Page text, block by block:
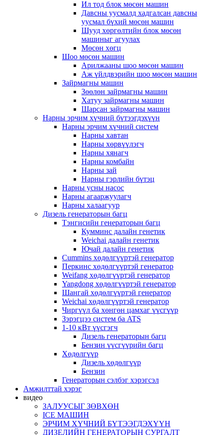
Ил тод блок мөсөн машин
Давсны уусмалд хадгалсан давсны
уусмал бүхий мөсөн машин
Шууд хөргөлтийн блок мөсөн
машиныг агуулах
Мөсөн хөгц
Шоо мөсөн машин
Арилжааны шоо мөсөн машин
Аж үйлдвэрийн шоо мөсөн машин
Зайрмагны машин
Зөөлөн зайрмагны машин
Хатуу зайрмагны машин
Шарсан зайрмагны машин
Нарны эрчим хүчний бүтээгдэхүүн
Нарны эрчим хүчний систем
Нарны хавтан
Нарны хөрвүүлэгч
Нарны хянагч
Нарны комбайн
Нарны зай
Нарны гэрлийн бүтэц
Нарны усны насос
Нарны агааржуулагч
Нарны халаагуур
Дизель генераторын багц
Тэнгисийн генераторын багц
Кумминс далайн генетик
Weichai далайн генетик
Ючай далайн генетик
Cummins хөдөлгүүртэй генератор
Перкинс хөдөлгүүртэй генератор
Weifang хөдөлгүүртэй генератор
Yangdong хөдөлгүүртэй генератор
Шангай хөдөлгүүртэй генератор
Weichai хөдөлгүүртэй генератор
Чиргүүл ба хөнгөн цамхаг үүсгүүр
Зэрэгцээ систем ба ATS
1-10 кВт үүсгэгч
Дизель генераторын багц
Бензин үүсгүүрийн багц
Хөдөлгүүр
Дизель хөдөлгүүр
Бензин
Генераторын сэлбэг хэрэгсэл
Амжилттай хэрэг
видео
ЗАЛУУСЫГ ЗӨВХӨН
ICE МАШИН
ЭРЧИМ ХҮЧНИЙ БҮТЭЭГДЭХҮҮН
ДИЗЕЛИЙН ГЕНЕРАТОРЫН СУРГАЛТ